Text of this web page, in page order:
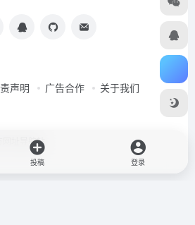
声明 广告合作 关于我们
网址导航站
投稿 登录